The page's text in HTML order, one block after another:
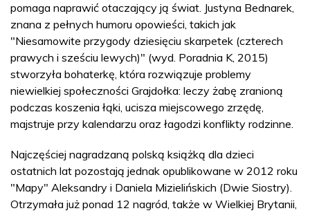
pomaga naprawić otaczający ją świat. Justyna Bednarek,
znana z pełnych humoru opowieści, takich jak
"Niesamowite przygody dziesięciu skarpetek (czterech
prawych i sześciu lewych)" (wyd. Poradnia K, 2015)
stworzyła bohaterkę, która rozwiązuje problemy
niewielkiej społeczności Grajdołka: leczy żabę zranioną
podczas koszenia łąki, ucisza miejscowego zrzędę,
majstruje przy kalendarzu oraz łagodzi konflikty rodzinne.
Najczęściej nagradzaną polską książką dla dzieci
ostatnich lat pozostają jednak opublikowane w 2012 roku
"Mapy" Aleksandry i Daniela Mizielińskich (Dwie Siostry).
Otrzymała już ponad 12 nagród, także w Wielkiej Brytanii,